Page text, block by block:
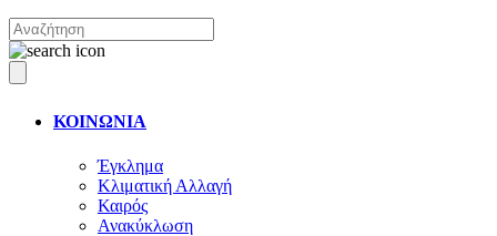
ΚΟΙΝΩΝΙΑ
Έγκλημα
Κλιματική Αλλαγή
Καιρός
Ανακύκλωση